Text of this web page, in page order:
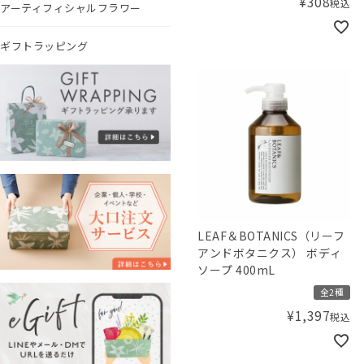
アーティフィシャルフラワー
ギフトラッピング
税込
LEAF＆BOTANICS（リーフ
アンドボタニクス） ボディ
ソープ 400mL
全2種
¥1,397税込